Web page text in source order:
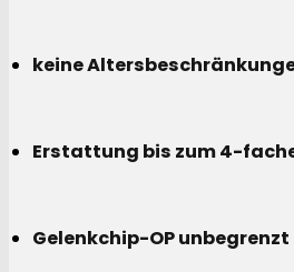
keine
Erstattung bis zum 4-
Gelenkchip-OP unbegrenzt